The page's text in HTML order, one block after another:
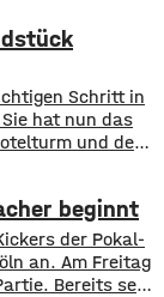
Schritt in
hat nun das
und den
Satz nach
für ihn
beginnt
der Pokal-
an. Am Freitag
Bereits seit